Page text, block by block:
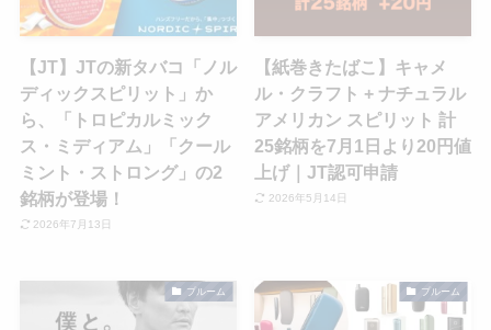
【JT】JTの新タバコ「ノル
ディックスピリット」か
ら、「トロピカルミック
ス・ミディアム」「クール
ミント・ストロング」の2
銘柄が登場！
2026年7月13日
【紙巻きたばこ】キャメ
ル・クラフト + ナチュラル
アメリカン スピリット 計
25銘柄を7月1日より20円値
上げ｜JT認可申請
2026年5月14日
プルーム プルーム